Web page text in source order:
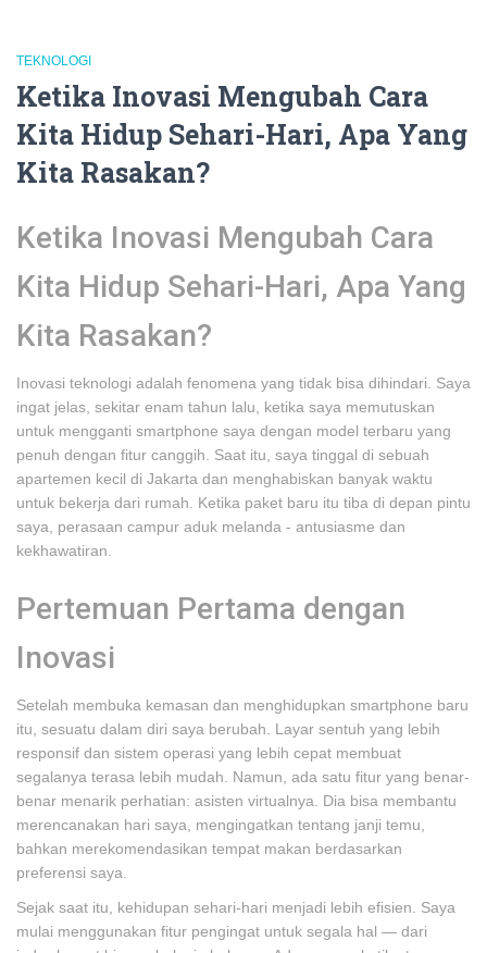
TEKNOLOGI
Ketika Inovasi Mengubah Cara
Kita Hidup Sehari-Hari, Apa Yang
Kita Rasakan?
Ketika Inovasi Mengubah Cara
Kita Hidup Sehari-Hari, Apa Yang
Kita Rasakan?
Inovasi teknologi adalah fenomena yang tidak bisa dihindari. Saya
ingat jelas, sekitar enam tahun lalu, ketika saya memutuskan
untuk mengganti smartphone saya dengan model terbaru yang
penuh dengan fitur canggih. Saat itu, saya tinggal di sebuah
apartemen kecil di Jakarta dan menghabiskan banyak waktu
untuk bekerja dari rumah. Ketika paket baru itu tiba di depan pintu
saya, perasaan campur aduk melanda - antusiasme dan
kekhawatiran.
Pertemuan Pertama dengan
Inovasi
Setelah membuka kemasan dan menghidupkan smartphone baru
itu, sesuatu dalam diri saya berubah. Layar sentuh yang lebih
responsif dan sistem operasi yang lebih cepat membuat
segalanya terasa lebih mudah. Namun, ada satu fitur yang benar-
benar menarik perhatian: asisten virtualnya. Dia bisa membantu
merencanakan hari saya, mengingatkan tentang janji temu,
bahkan merekomendasikan tempat makan berdasarkan
preferensi saya.
Sejak saat itu, kehidupan sehari-hari menjadi lebih efisien. Saya
mulai menggunakan fitur pengingat untuk segala hal — dari